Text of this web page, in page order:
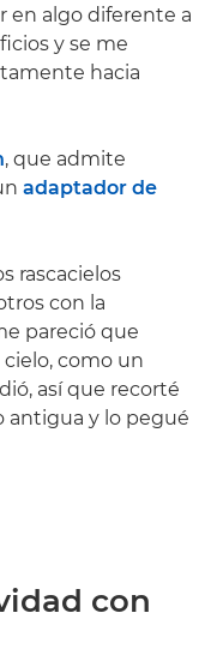
en algo diferente a
y se me
hacia
, que admite
adaptador de
rascacielos
con la
pareció que
como un
así que recorté
antigua y lo pegué
con